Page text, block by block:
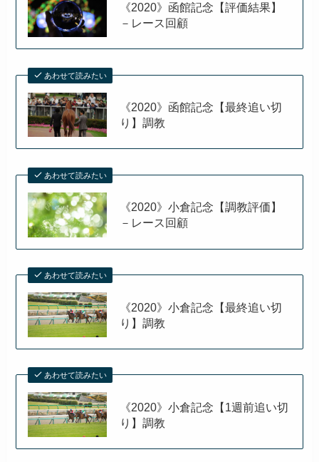
《2020》函館記念【評価結果】
－レース回顧
あわせて読みたい
《2020》函館記念【最終追い切
り】調教
あわせて読みたい
《2020》小倉記念【調教評価】
－レース回顧
あわせて読みたい
《2020》小倉記念【最終追い切
り】調教
あわせて読みたい
《2020》小倉記念【1週前追い切
り】調教